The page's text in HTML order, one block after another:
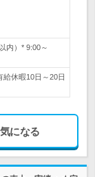
内）* 9:00～
給休暇10日～20日
気になる